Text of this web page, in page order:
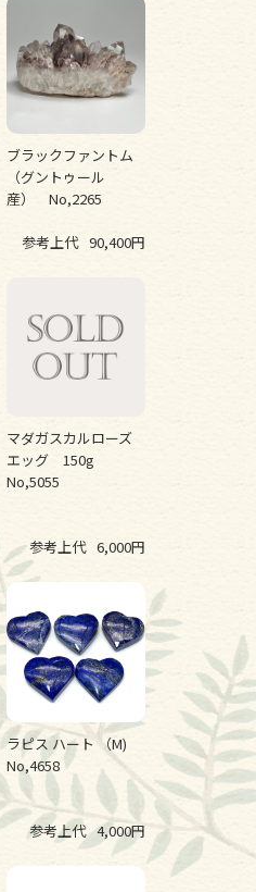
ブラックファントム
（グントゥール
産） No,2265
参考上代 90,400円
マダガスカルローズ
エッグ 150g
No,5055
参考上代 6,000円
ラピス ハート （M)
No,4658
参考上代 4,000円